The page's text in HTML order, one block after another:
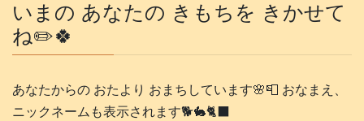
いまの あなたの きもちを きかせて
ね✏️🍀
あなたからの おたより おまちしています🌸📮 おなまえ、
ニックネームも表示されます🐕️🐇🐈‍⬛